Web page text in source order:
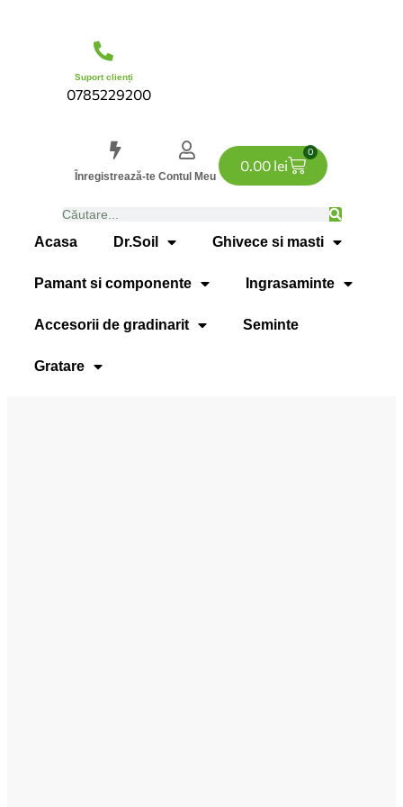
Suport clienți
0785229200
Înregistrează-te Contul Meu
0.00 lei
0
Acasa Dr.Soil Ghivece si masti
Pamant si componente Ingrasaminte
Accesorii de gradinarit Seminte
Gratare